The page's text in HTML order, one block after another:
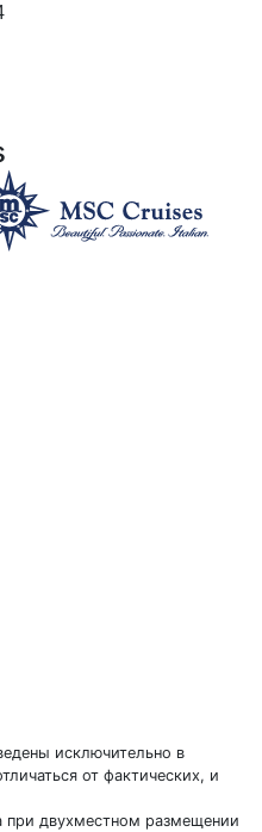
исключительно в
от фактических, и
при двухместном размещении